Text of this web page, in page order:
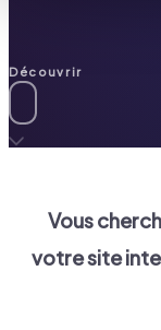
Découvrir
Vous
votre site